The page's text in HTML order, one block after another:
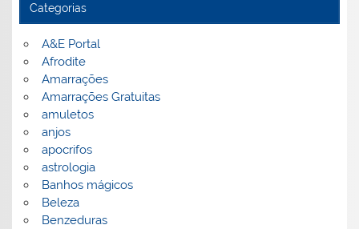
Categorias
A&E Portal
Afrodite
Amarrações
Amarrações Gratuitas
amuletos
anjos
apocrifos
astrologia
Banhos mágicos
Beleza
Benzeduras